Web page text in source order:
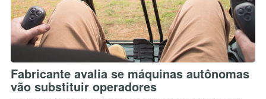
Fabricante avalia se máquinas autônomas
vão substituir operadores